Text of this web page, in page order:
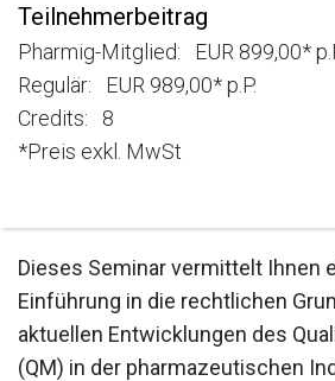
Teilnehmerbeitrag
Pharmig-Mitglied: EUR 899,00*
Regulär: EUR 989,00* p.P.
Credits: 8
*Preis exkl. MwSt
Dieses Seminar vermittelt Ihnen
Einführung in die rechtlichen
aktuellen Entwicklungen des
(QM) in der pharmazeutischen